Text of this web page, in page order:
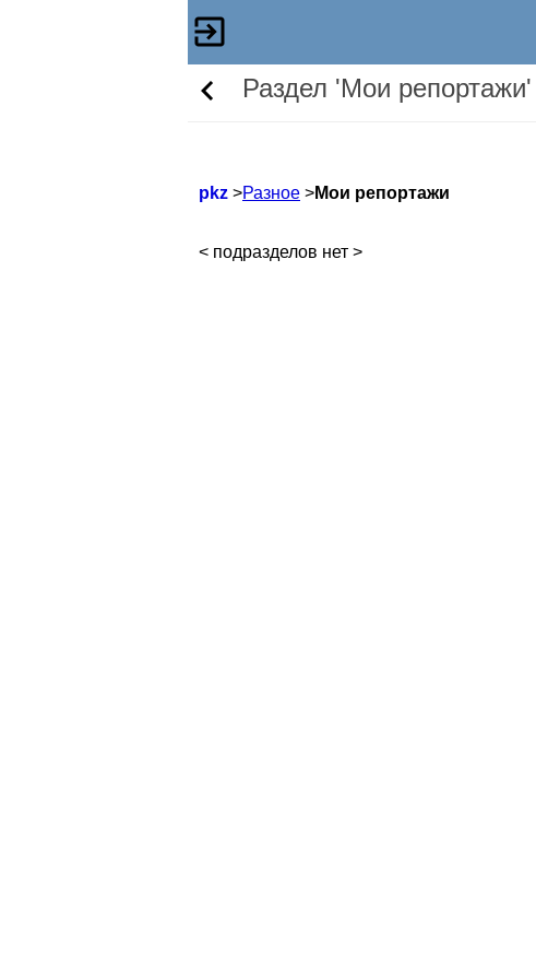
Раздел 'Мои репортажи'
pkz >Разное >Мои репортажи
< подразделов нет >